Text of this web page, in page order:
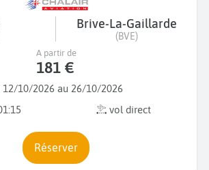
Brive-La-Gaillarde
(BVE)
12/10/2026 au 26/10/2026
vol direct
A partir de
181 €
Réserver